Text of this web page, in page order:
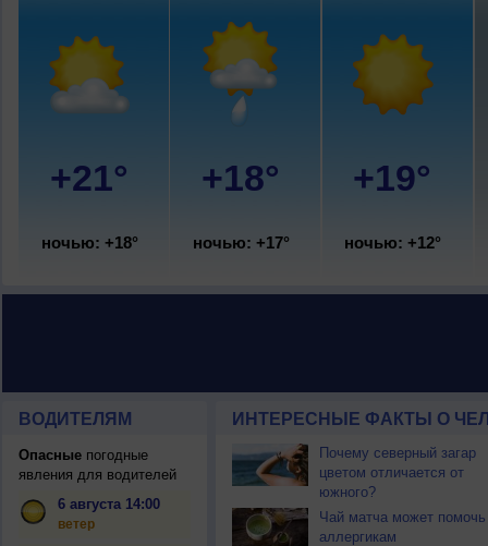
+21°
ночью: +18°
+18°
ночью: +17°
+19°
ночью: +12°
ВОДИТЕЛЯМ
Опасныепогодные
явления для водителей
6 августа 14:00
ветер
ИНТЕРЕСНЫЕ ФАКТЫ О
Почему северный загар
цветом отличается от
южного?
Чай матча может помочь
аллергикам